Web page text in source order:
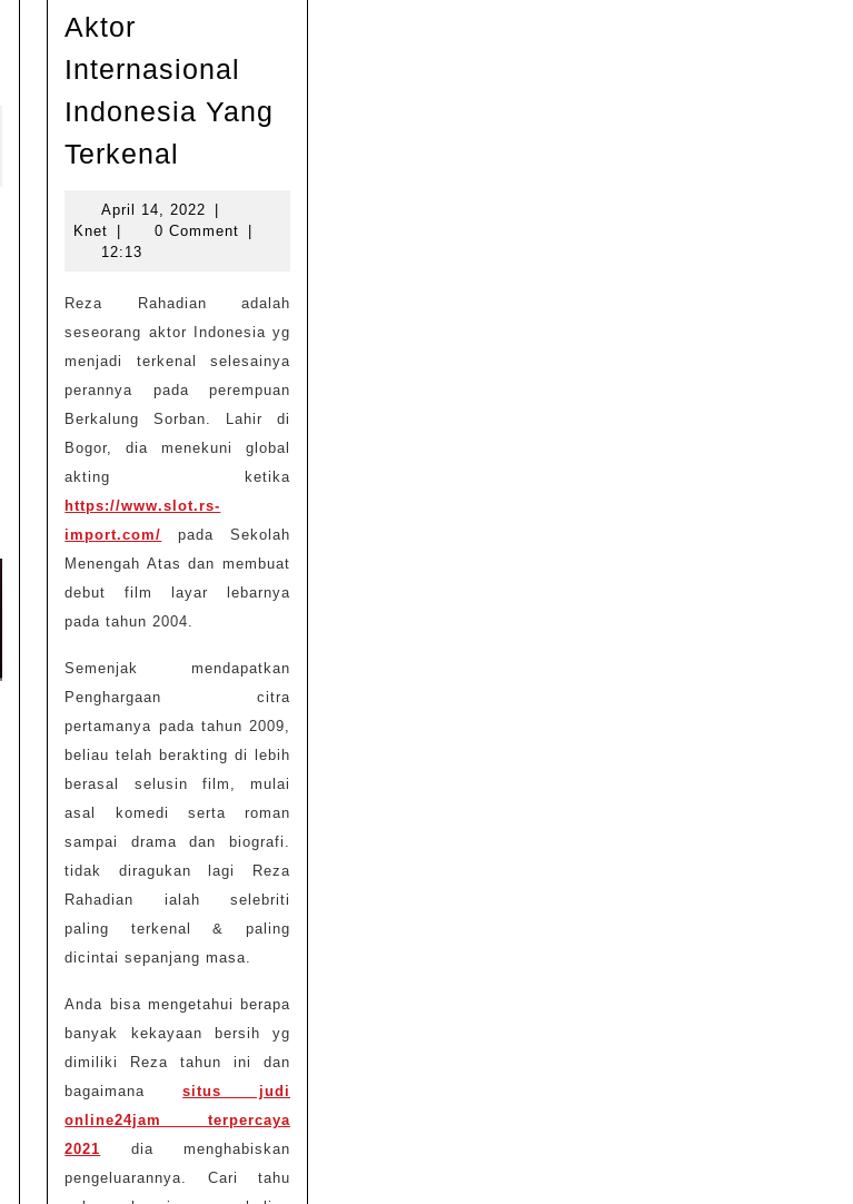
Aktor
Internasional
Indonesia Yang
Terkenal
Aktor
Internasional
Yang
Terkenal
April 14, 2022April
14,
Knet Knet 0 Comment
12:13
Reza Rahadian adalah
seseorang aktor Indonesia yg
menjadi terkenal selesainya
perannya pada perempuan
Berkalung Sorban. Lahir di
Bogor, dia menekuni global
akting ketika
https://www.slot.rs-
import.com/ pada Sekolah
Menengah Atas dan membuat
debut film layar lebarnya
pada tahun 2004.
Semenjak mendapatkan
Penghargaan citra
pertamanya pada tahun 2009,
beliau telah berakting di lebih
berasal selusin film, mulai
asal komedi serta roman
sampai drama dan biografi.
tidak diragukan lagi Reza
Rahadian ialah selebriti
paling terkenal & paling
dicintai sepanjang masa.
Anda bisa mengetahui berapa
banyak kekayaan bersih yg
dimiliki Reza tahun ini dan
bagaimanasitus judi
online24jam terpercaya
2021 dia menghabiskan
pengeluarannya. Cari tahu